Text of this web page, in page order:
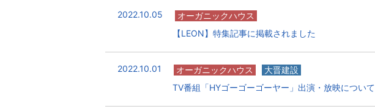
2022.10.05
オーガニックハウス
【LEON】特集記事に掲載されました
2022.10.01 オーガニックハウス
大晋建設
TV番組「HYゴーゴーゴーヤー」出演・放映について